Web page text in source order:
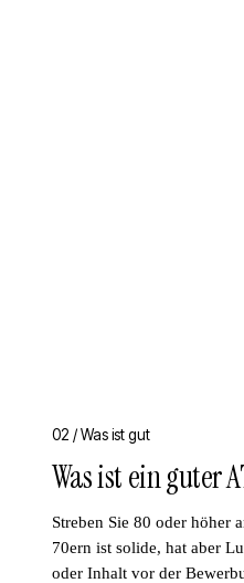
02 /Was ist gut
Was ist ein guter
Streben Sie 80 oder höher
70ern ist solide, hat aber
oder Inhalt vor der